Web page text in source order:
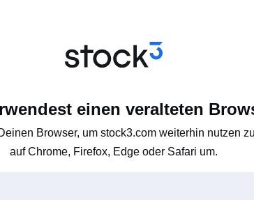
einen veralteten
Browser, um stock3.com weiterhin nutzen
auf Chrome, Firefox, Edge oder Safari um.